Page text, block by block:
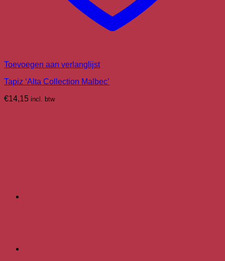
Toevoegen aan verlanglijst
Tapiz ‘Alta Collection Malbec’
€14,15 incl. btw